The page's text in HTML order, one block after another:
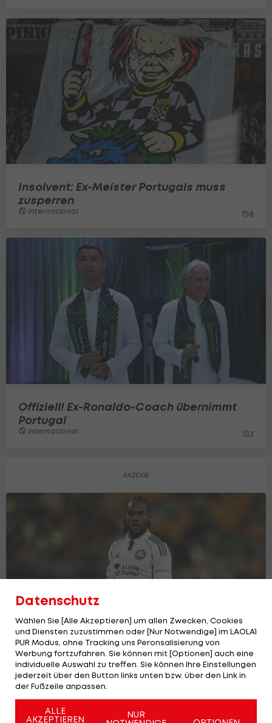
Insolvent: Ex-Meister Portugals muss
zusperren
International 8
Offiziell! Ex-Ronaldo-Coach übernimmt
Portugal
International 3
Ersetzt einstiges Wunderkind Florian
Grillitsch bei Braga?
International
Datenschutz
Wählen Sie [Alle Akzeptieren] um allen Zwecken, Cookies
und Diensten zuzustimmen oder [Nur Notwendige] im LAOLA1
PUR Modus, ohne Tracking uns Peronsalisierung von
Werbung fortzufahren. Sie können mit [Optionen] auch eine
individuelle Auswahl zu treffen. Sie können Ihre Einstellungen
jederzeit über den Button links unten bzw. über den Link in
der Fußzeile anpassen.
ALLE
AKZEPTIEREN
NUR